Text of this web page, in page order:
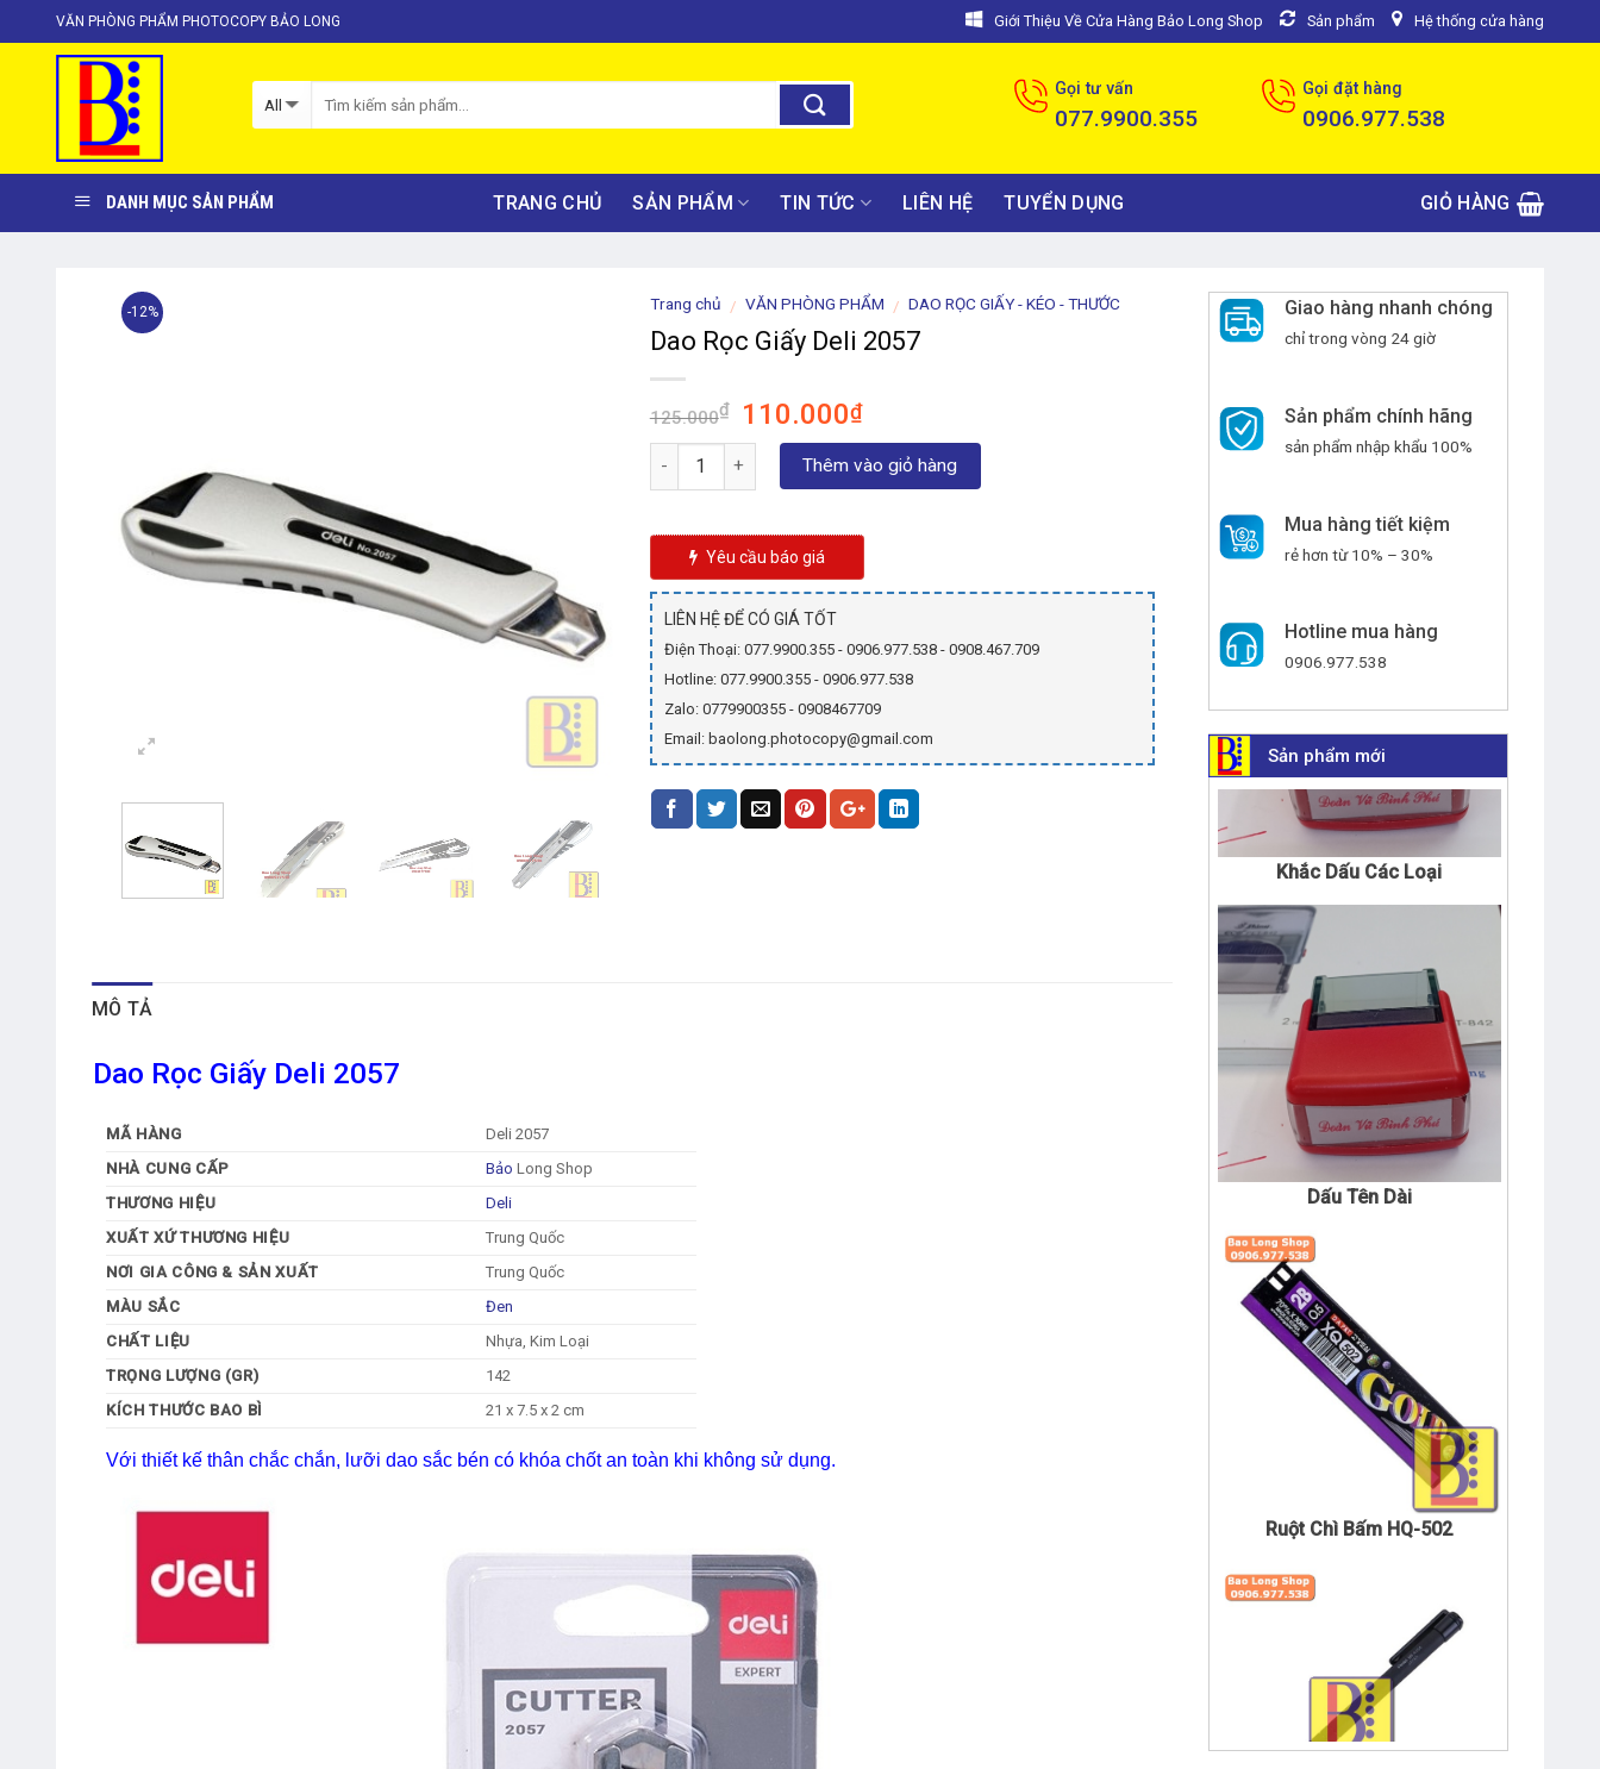
to
VĂN PHÒNG PHẨM PHOTOCOPY BẢO LONG Giới Thiệu Về Cửa Hàng Bảo Long Shop Sản phẩm Hệ thống cửa hàng
Gọi tư vấn
077.9900.355
Gọi đặt hàng
0906.977.538
DANH MỤC SẢN PHẨM TRANG CHỦ SẢN PHẨM TIN TỨC LIÊN HỆ TUYỂN DỤNG GIỎ HÀNG
-12% Trang chủ / VĂN PHÒNG PHẨM / DAO RỌC GIẤY - KÉO - THƯỚC
Dao Rọc Giấy Deli 2057
125.000₫
Giá
gốc
là:
125.000₫.
110.000₫Giá
hiện
tại
là:
110.000₫.
Số lượng Thêm vào giỏ hàng
Yêu cầu báo giá
LIÊN HỆ ĐỂ CÓ GIÁ TỐT
Điện Thoại: 077.9900.355 - 0906.977.538 - 0908.467.709
Hotline: 077.9900.355 - 0906.977.538
Zalo: 0779900355 - 0908467709
Email: baolong.photocopy@gmail.com
MÔ TẢ
Dao Rọc Giấy Deli 2057
MÃ HÀNG
Deli 2057
NHÀ CUNG CẤP
Bảo Long Shop
THƯƠNG HIỆU
Deli
XUẤT XỨ THƯƠNG HIỆU
Trung Quốc
NƠI GIA CÔNG & SẢN XUẤT
Trung Quốc
MÀU SẮC
Đen
CHẤT LIỆU
Nhựa, Kim Loại
TRỌNG LƯỢNG (GR)
142
KÍCH THƯỚC BAO BÌ
21 x 7.5 x 2 cm
Với thiết kế thân chắc chắn, lưỡi dao sắc bén có khóa chốt an toàn khi không sử dụng.
Giao hàng nhanh chóng
chỉ trong vòng 24 giờ
Sản phẩm chính hãng
sản phẩm nhập khẩu 100%
Mua hàng tiết kiệm
rẻ hơn từ 10% – 30%
Hotline mua hàng
0906.977.538
Sản phẩm mới
Khắc Dấu Các Loại
Dấu Tên Dài
Ruột Chì Bấm HQ-502
Bút Chì Kim Bấm 0.5 mm Pentel